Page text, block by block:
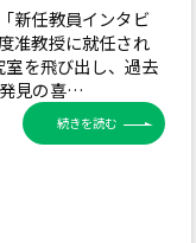
新任教員インタビ
准教授に就任され
を飛び出し、過去
見の喜…
続きを読む